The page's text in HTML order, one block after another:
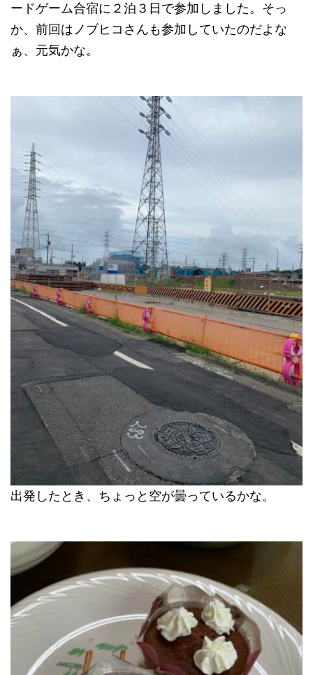
ードゲーム合宿に２泊３日で参加しました。そっ
か、前回はノブヒコさんも参加していたのだよな
ぁ、元気かな。
出発したとき、ちょっと空が曇っているかな。